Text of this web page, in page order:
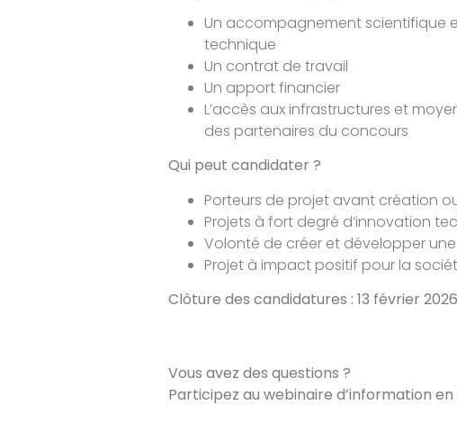
Un accompagnement scientifique
technique
Un contrat de travail
Un apport financier
L’accès aux infrastructures et
des partenaires du concours
Qui peut candidater ?
Porteurs de projet avant création
Projets à fort degré d’innovation
Volonté de créer et développer
Projet à impact positif pour la
Clôture des candidatures : 13 février 2026
Vous avez des questions ?
Participez au webinaire d’information